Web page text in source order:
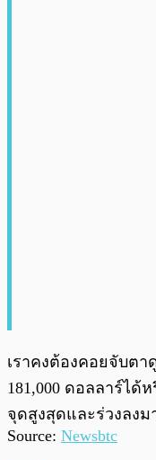
เราคงต้องคอยจับตา
181,000 ดอลลาร์ไ
จุดสูงสุดและร่วงลงม
Source: Newsbtc